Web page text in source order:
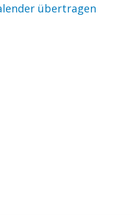
übertragen